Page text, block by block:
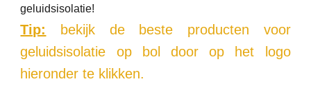
geluidsisolatie!
Tip:
bekijk de beste producten voor
geluidsisolatie op bol door op het logo
hieronder te klikken.